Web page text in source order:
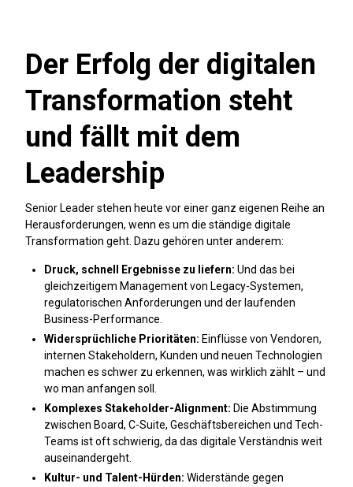
Der Erfolg der digitalen
Transformation steht
und fällt mit dem
Leadership
Senior Leader stehen heute vor einer ganz eigenen Reihe an
Herausforderungen, wenn es um die ständige digitale
Transformation geht. Dazu gehören unter anderem:
Druck, schnell Ergebnisse zu liefern: Und das bei
gleichzeitigem Management von Legacy-Systemen,
regulatorischen Anforderungen und der laufenden
Business-Performance.
Widersprüchliche Prioritäten: Einflüsse von Vendoren,
internen Stakeholdern, Kunden und neuen Technologien
machen es schwer zu erkennen, was wirklich zählt – und
wo man anfangen soll.
Komplexes Stakeholder-Alignment: Die Abstimmung
zwischen Board, C-Suite, Geschäftsbereichen und Tech-
Teams ist oft schwierig, da das digitale Verständnis weit
auseinandergeht.
Kultur- und Talent-Hürden: Widerstände gegen